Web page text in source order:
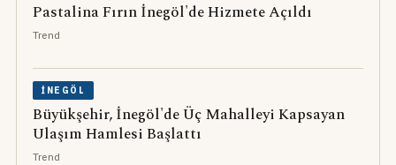
Pastalina Fırın İnegöl'de Hizmete Açıldı
Trend
İNEGÖL
Büyükşehir, İnegöl'de Üç Mahalleyi Kapsayan
Ulaşım Hamlesi Başlattı
Trend